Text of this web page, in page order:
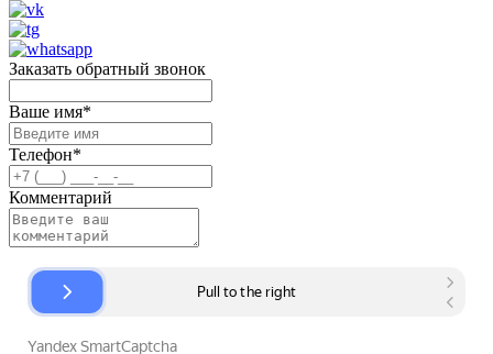
Заказать обратный звонок
Ваше имя*
Телефон*
Комментарий